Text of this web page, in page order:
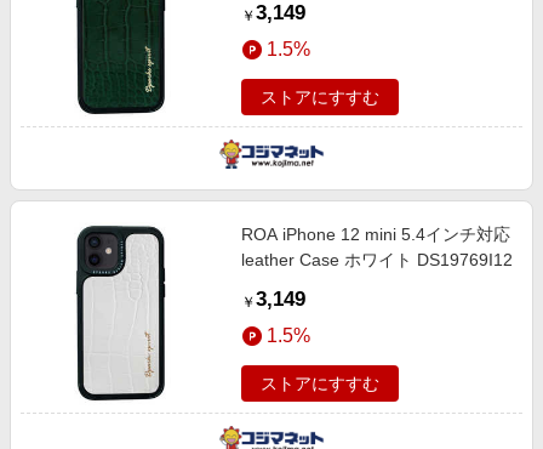
￥ 3,149
1.5%
ストアにすすむ
ROA iPhone 12 mini 5.4インチ対応
leather Case ホワイト DS19769I12
￥ 3,149
1.5%
ストアにすすむ